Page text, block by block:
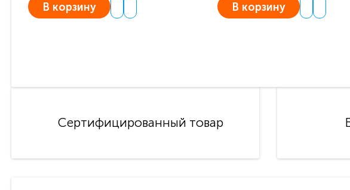
В корзину В корзину
Сертифицированный товар